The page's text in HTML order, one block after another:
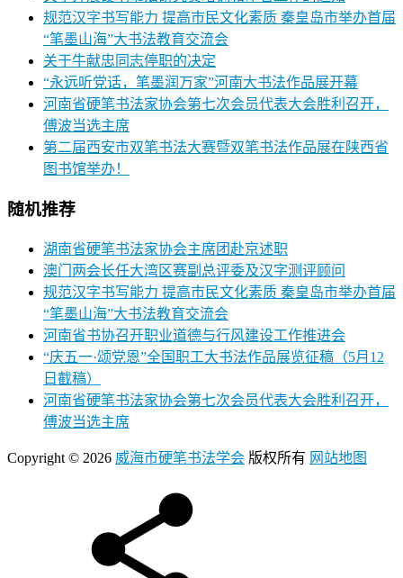
规范汉字书写能力 提高市民文化素质 秦皇岛市举办首届
“笔墨山海”大书法教育交流会
关于牛献忠同志停职的决定
“永远听党话，笔墨润万家”河南大书法作品展开幕
河南省硬笔书法家协会第七次会员代表大会胜利召开，
傅波当选主席
第二届西安市双笔书法大赛暨双笔书法作品展在陕西省
图书馆举办！
随机推荐
湖南省硬笔书法家协会主席团赴京述职
澳门两会长任大湾区赛副总评委及汉字测评顾问
规范汉字书写能力 提高市民文化素质 秦皇岛市举办首届
“笔墨山海”大书法教育交流会
河南省书协召开职业道德与行风建设工作推进会
“庆五一·颂党恩”全国职工大书法作品展览征稿（5月12
日截稿）
河南省硬笔书法家协会第七次会员代表大会胜利召开，
傅波当选主席
Copyright © 2026 威海市硬笔书法学会 版权所有 网站地图